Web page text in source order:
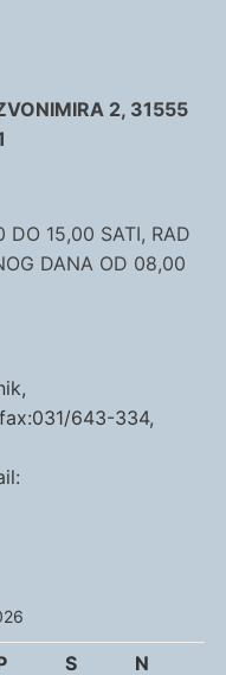
2, 31555
DO 15,00 SATI, RAD
DANA OD 08,00
643-334,
S N